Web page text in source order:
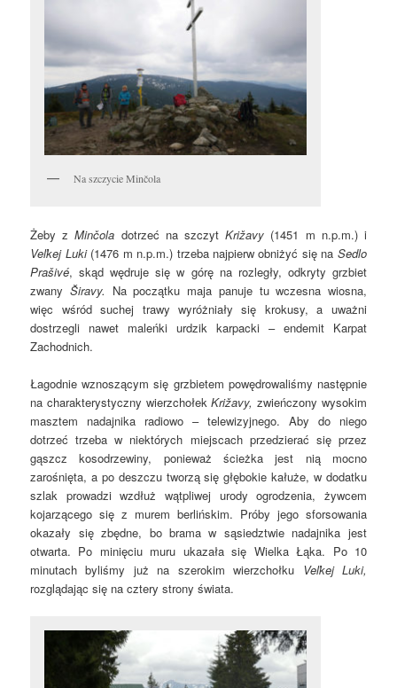
Na szczycie Minčola
Żeby zMinčola dotrzeć na szczytKrižavy (1451 m n.p.m.) i
Veľkej Luki (1476 m n.p.m.) trzeba najpierw obniżyć się na Sedlo
Prašivé, skąd wędruje się w górę na rozległy, odkryty grzbiet
zwany Širavy. Na początku maja panuje tu wczesna wiosna,
więc wśród suchej trawy wyróżniały się krokusy, a uważni
dostrzegli nawet maleńki urdzik karpacki – endemit Karpat
Zachodnich.
Łagodnie wznoszącym się grzbietem powędrowaliśmy następnie
na charakterystyczny wierzchołekKrižavy,zwieńczony wysokim
masztem nadajnika radiowo – telewizyjnego. Aby do niego
dotrzeć trzeba w niektórych miejscach przedzierać się przez
gąszcz kosodrzewiny, ponieważ ścieżka jest nią mocno
zarośnięta, a po deszczu tworzą się głębokie kałuże, w dodatku
szlak prowadzi wzdłuż wątpliwej urody ogrodzenia, żywcem
kojarzącego się z murem berlińskim. Próby jego sforsowania
okazały się zbędne, bo brama w sąsiedztwie nadajnika jest
otwarta. Po minięciu muru ukazała się Wielka Łąka. Po 10
minutach byliśmy już na szerokim wierzchołku Veľkej Luki,
rozglądając się na cztery strony świata.